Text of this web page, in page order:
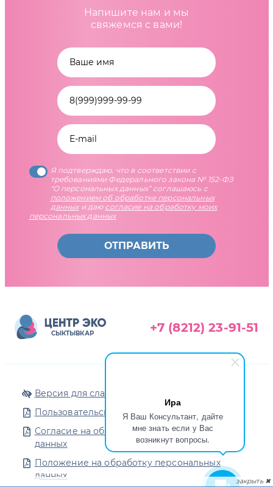
Ира
Я Ваш Консультант, дайте
мне знать если у Вас
возникнут вопросы.
Напишите нам и мы
свяжемся с вами!
Я подтверждаю, что в соответствии с
требованиями Федерального закона № 152-ФЗ
"О персональных данных” соглашаюсь с
положением об обработке персональных
данныхи даю согласие на обработку моих
персональных данных
ОТПРАВИТЬ
СЫКТЫВКАР +7 (8212) 23-91-51
Версия для слабовидящих
Пользовательское соглашение
Согласие на обработку персональных
данных
Положение на обработку персональных
данных